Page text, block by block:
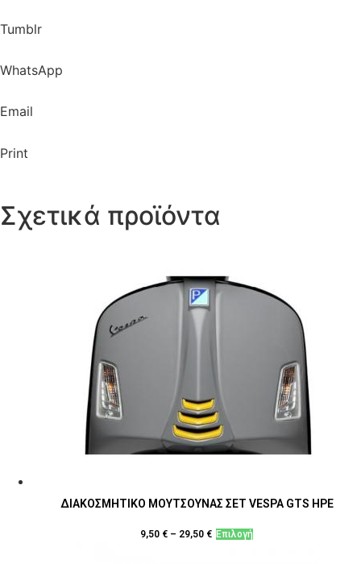
Tumblr
WhatsApp
Email
Print
Σχετικά προϊόντα
ΔΙΑΚΟΣΜΗΤΙΚΟ ΜΟΥΤΣΟΥΝΑΣ ΣΕΤ VESPA GTS HPE
9,50 € – 29,50 € ΕπιλογήΑυτό